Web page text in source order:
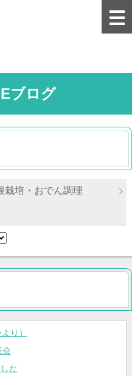
ブログ
栽培・おでん調理
り）
た